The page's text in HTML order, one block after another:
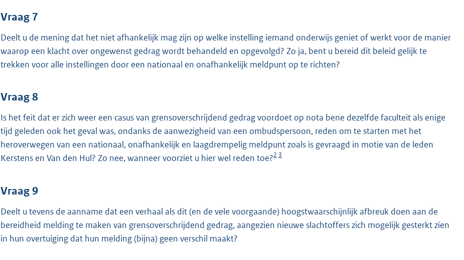
Vraag 7
Deelt u de mening dat het niet afhankelijk mag zijn op welke instelling iemand onderwijs geniet of werkt voor de manier
waarop een klacht over ongewenst gedrag wordt behandeld en opgevolgd? Zo ja, bent u bereid dit beleid gelijk te
trekken voor alle instellingen door een nationaal en onafhankelijk meldpunt op te richten?
Vraag 8
Is het feit dat er zich weer een casus van grensoverschrijdend gedrag voordoet op nota bene dezelfde faculteit als enige
tijd geleden ook het geval was, ondanks de aanwezigheid van een ombudspersoon, reden om te starten met het
heroverwegen van een nationaal, onafhankelijk en laagdrempelig meldpunt zoals is gevraagd in motie van de leden
Kerstens en Van den Hul? Zo nee, wanneer voorziet u hier wel reden toe?2 3
Vraag 9
Deelt u tevens de aanname dat een verhaal als dit (en de vele voorgaande) hoogstwaarschijnlijk afbreuk doen aan de
bereidheid melding te maken van grensoverschrijdend gedrag, aangezien nieuwe slachtoffers zich mogelijk gesterkt zien
in hun overtuiging dat hun melding (bijna) geen verschil maakt?